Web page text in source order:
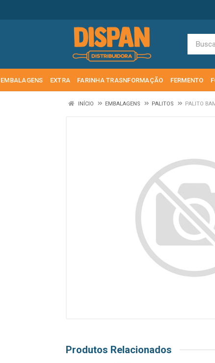
EMBALAGENS EXTRA FARINHA TRASNFORMAÇÃO FERMENTO
INÍCIO EMBALAGENS PALITOS PALITO
Produtos Relacionados